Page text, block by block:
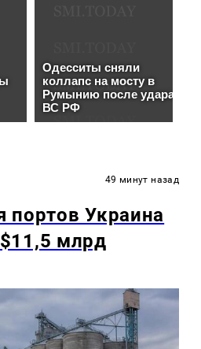
49 минут назад
портов Украина
млрд